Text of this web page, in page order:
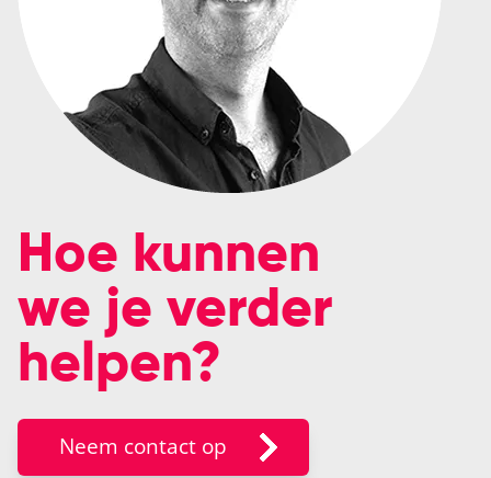
Hoe kunnen
we je verder
helpen?
Neem contact op